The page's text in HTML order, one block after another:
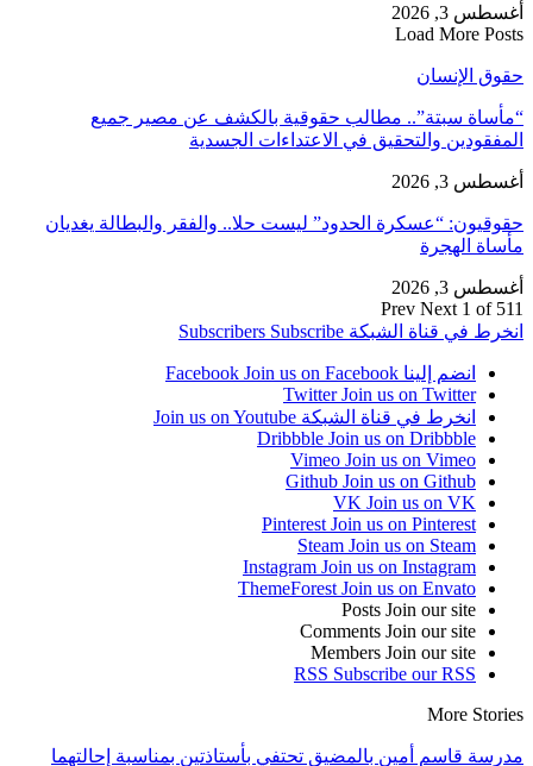
أغسطس 3, 2026
Load More Posts
حقوق الإنسان
“مأساة سبتة”.. مطالب حقوقية بالكشف عن مصير جميع
المفقودين والتحقيق في الاعتداءات الجسدية
أغسطس 3, 2026
حقوقيون: “عسكرة الحدود” ليست حلا.. والفقر والبطالة يغديان
مأساة الهجرة
أغسطس 3, 2026
Prev Next 1 of 511
انخرط في قناة الشبكة
Subscribers Subscribe
انضم إلينا Facebook Join us on Facebook
Twitter Join us on Twitter
انخرط في قناة الشبكة Join us on Youtube
Dribbble Join us on Dribbble
Vimeo Join us on Vimeo
Github Join us on Github
VK Join us on VK
Pinterest Join us on Pinterest
Steam Join us on Steam
Instagram Join us on Instagram
ThemeForest Join us on Envato
Posts Join our site
Comments Join our site
Members Join our site
RSS Subscribe our RSS
More Stories
مدرسة قاسم أمين بالمضيق تحتفي بأستاذتين بمناسبة إحالتهما